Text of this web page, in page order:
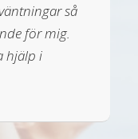
så
för mig.
hjälp i